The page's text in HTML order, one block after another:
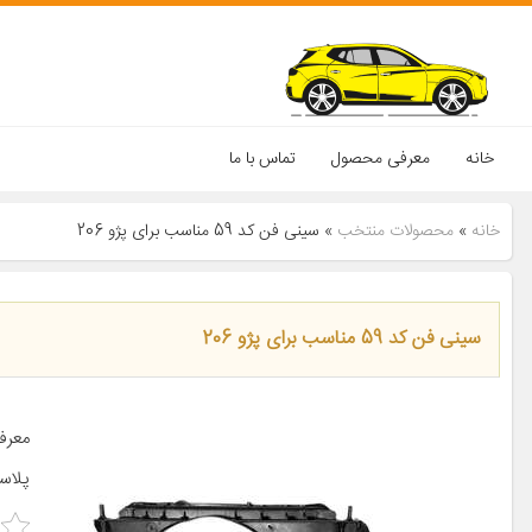
خانه معرفی محصول تماس با ما
خانه » محصولات منتخب » سینی فن کد 59 مناسب برای پژو 206
سینی فن کد 59 مناسب برای پژو 206